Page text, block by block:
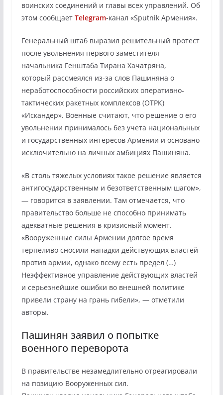
воинских соединений и главы всех управлений. Об
этом сообщает Telegram-канал «Sputnik Армения».
Генеральный штаб выразил решительный протест
после увольнения первого заместителя
начальника Генштаба Тирана Хачатряна,
который рассмеялся из-за слов Пашиняна о
неработоспособности российских оперативно-
тактических ракетных комплексов (ОТРК)
«Искандер». Военные считают, что решение о его
увольнении принималось без учета национальных
и государственных интересов Армении и основано
исключительно на личных амбициях Пашиняна.
«В столь тяжелых условиях такое решение является
антигосударственным и безответственным шагом»,
— говорится в заявлении. Там отмечается, что
правительство больше не способно принимать
адекватные решения в кризисный момент.
«Вооруженные силы Армении долгое время
терпеливо сносили нападки действующих властей
против армии, однако всему есть предел (…)
Неэффективное управление действующих властей
и серьезнейшие ошибки во внешней политике
привели страну на грань гибели», — отметили
авторы.
Пашинян заявил о попытке
военного переворота
В правительстве незамедлительно отреагировали
на позицию Вооруженных сил.